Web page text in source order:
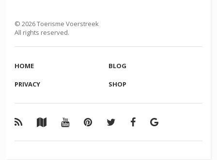
©2026Toerisme Voerstreek
All rights reserved.
HOME BLOG
PRIVACY SHOP